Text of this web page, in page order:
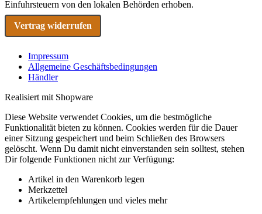
Einfuhrsteuern von den lokalen Behörden erhoben.
Vertrag widerrufen
Impressum
Allgemeine Geschäftsbedingungen
Händler
Realisiert mit Shopware
Diese Website verwendet Cookies, um die bestmögliche
Funktionalität bieten zu können. Cookies werden für die Dauer
einer Sitzung gespeichert und beim Schließen des Browsers
gelöscht. Wenn Du damit nicht einverstanden sein solltest, stehen
Dir folgende Funktionen nicht zur Verfügung:
Artikel in den Warenkorb legen
Merkzettel
Artikelempfehlungen und vieles mehr